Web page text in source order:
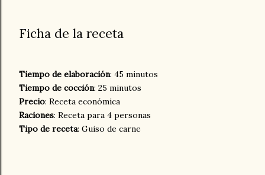
Ficha de la receta
Tiempo de elaboración: 45 minutos
Tiempo de cocción: 25 minutos
Precio: Receta económica
Raciones: Receta para 4 personas
Tipo de receta: Guiso de carne